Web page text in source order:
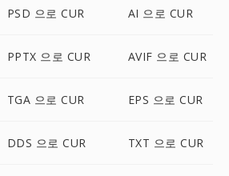
PSD 으로 CUR AI 으로 CUR
PPTX 으로 CUR AVIF 으로 CUR
TGA 으로 CUR EPS 으로 CUR
DDS 으로 CUR TXT 으로 CUR